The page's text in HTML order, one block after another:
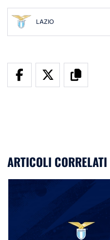
LAZIO
ARTICOLI CORRELATI